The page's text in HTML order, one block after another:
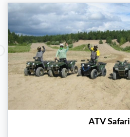
ATV Safari